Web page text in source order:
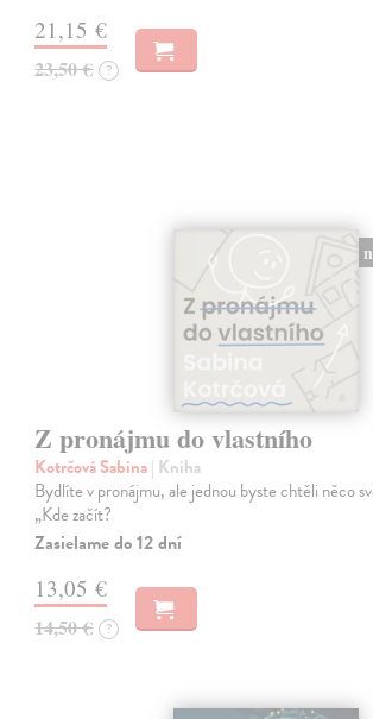
21,15 €
23,50 € ?
Z pronájmu do vlastního
Kotrčová Sabina| Kniha
Bydlíte v pronájmu, ale jednou byste chtěli něco
„Kde začít?
Zasielame do 12 dní
13,05 €
14,50 € ?